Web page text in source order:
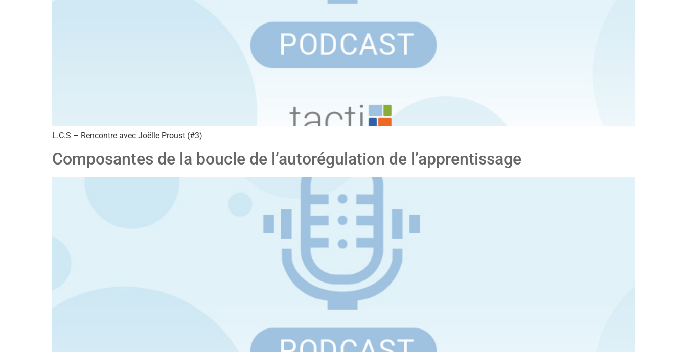
L.C.S – Rencontre avec Joëlle Proust (#3)
Composantes de la boucle de l’autorégulation de l’apprentissage